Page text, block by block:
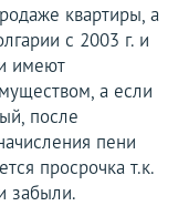
квартиры, а
с 2003 г. и
имеют
а если
после
пени
просрочка т.к.
забыли.